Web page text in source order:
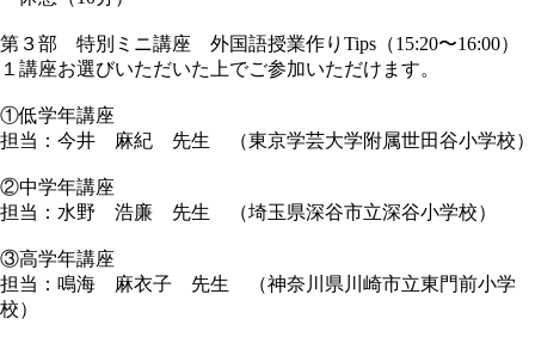
第３部 特別ミニ講座 外国語授業作りTips（15:20〜16:00）
１講座お選びいただいた上でご参加いただけます。
①低学年講座
担当：今井 麻紀 先生 （東京学芸大学附属世田谷小学校）
②中学年講座
担当：水野 浩廉 先生 （埼玉県深谷市立深谷小学校）
③高学年講座
担当：鳴海 麻衣子 先生 （神奈川県川崎市立東門前小学
校）